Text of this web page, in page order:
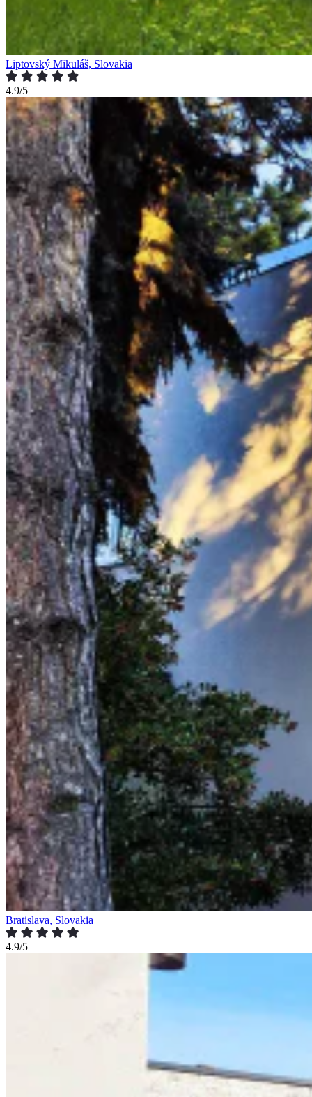
Liptovský Mikuláš, Slovakia
4.9/5
Bratislava, Slovakia
4.9/5